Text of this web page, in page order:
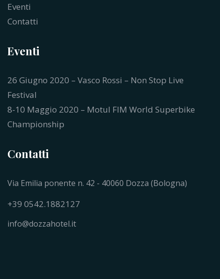
Eventi
Contatti
Eventi
26 Giugno 2020 – Vasco Rossi – Non Stop Live
Festival
8-10 Maggio 2020 – Motul FIM World Superbike
Championship
Contatti
Via Emilia ponente n. 42 - 40060 Dozza (Bologna)
+39 0542.1882127
info@dozzahotel.it